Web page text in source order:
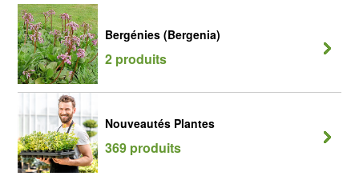
Bergénies (Bergenia)
2 produits
Nouveautés Plantes
369 produits